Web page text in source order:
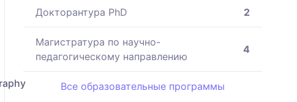
Докторантура PhD 2
Магистратура по научно-
педагогическому направлению
4
Все образовательные программы